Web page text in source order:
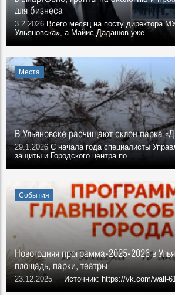
для бизнеса
3.2.2026 Всего месяц на посту директора
Ульяновска», а Майис Дадашов уже...
Места
В Ульяновске расчищают склон парка
29.1.2026 С начала года специалисты
защиты и Городского центра по...
События
Новогодняя программа-2025-2026 в
площадь, парки, театры
23.12.2025 Источник: https://vk.com/wall-